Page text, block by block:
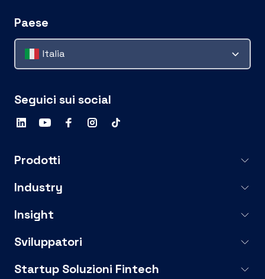
Paese
Italia
Seguici sui social
Prodotti
Industry
Insight
Sviluppatori
Startup Soluzioni Fintech